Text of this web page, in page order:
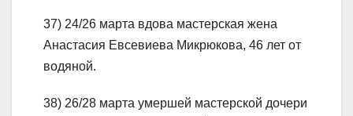
37) 24/26 марта вдова мастерская жена
Анастасия Евсевиева Микрюкова, 46 лет от
водяной.
38) 26/28 марта умершей мастерской дочери